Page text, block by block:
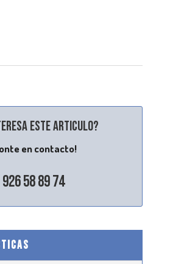
este articulo?
en contacto!
926 58 89 74